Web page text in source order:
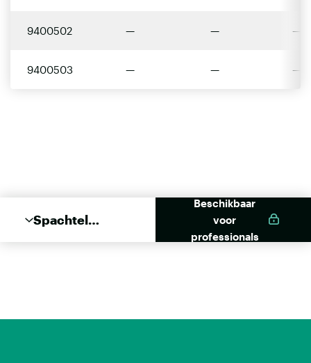
9400502 — — —
9400503 — — —
Spachtel
Beschikbaar
voor
professionals